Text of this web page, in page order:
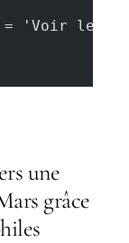
'Voir le
une
grâce